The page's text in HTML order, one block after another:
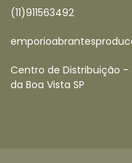
(11)911563492
Centro de Distribuição -
da Boa Vista SP